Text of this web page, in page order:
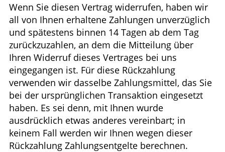
Wenn Sie diesen Vertrag widerrufen, haben wir
all von Ihnen erhaltene Zahlungen unverzüglich
und spätestens binnen 14 Tagen ab dem Tag
zurückzuzahlen, an dem die Mitteilung über
Ihren Widerruf dieses Vertrages bei uns
eingegangen ist. Für diese Rückzahlung
verwenden wir dasselbe Zahlungsmittel, das Sie
bei der ursprünglichen Transaktion eingesetzt
haben. Es sei denn, mit Ihnen wurde
ausdrücklich etwas anderes vereinbart; in
keinem Fall werden wir Ihnen wegen dieser
Rückzahlung Zahlungsentgelte berechnen.